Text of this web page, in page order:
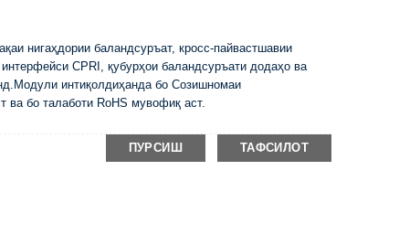
нигаҳдории баландсуръат, кросс-пайвастшавии
CPRI, қубурҳои баландсуръати додаҳо ва
интиқолдиҳанда бо Созишномаи
бо талаботи RoHS мувофиқ аст.
ПУРСИШ ТАФСИЛОТ